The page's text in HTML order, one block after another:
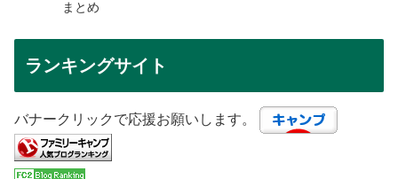
まとめ
ランキングサイト
バナークリックで応援お願いします。